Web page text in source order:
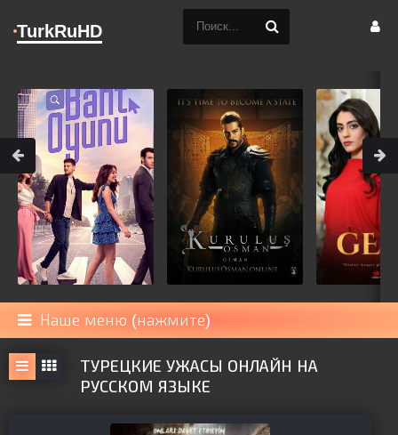
Наше меню (нажмите)
ТУРЕЦКИЕ УЖАСЫ ОНЛАЙН НА
РУССКОМ ЯЗЫКЕ
TurkRuHD